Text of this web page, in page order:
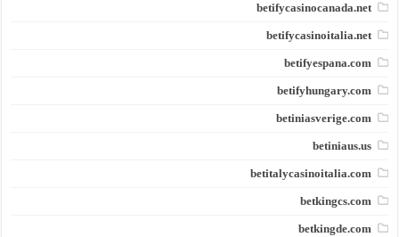
betifycasinocanada.net
betifycasinoitalia.net
betifyespana.com
betifyhungary.com
betiniasverige.com
betiniaus.us
betitalycasinoitalia.com
betkingcs.com
betkingde.com